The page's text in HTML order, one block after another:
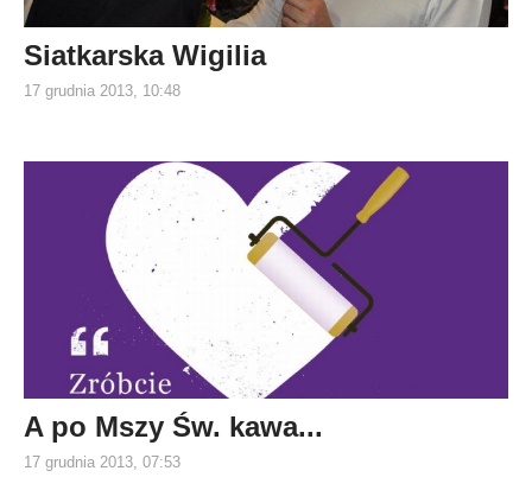
Siatkarska Wigilia
17 grudnia 2013, 10:48
A po Mszy Św. kawa...
17 grudnia 2013, 07:53